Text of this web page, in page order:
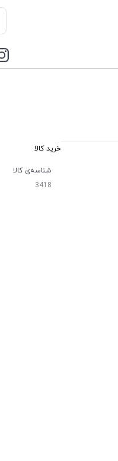
خرید کالا
شناسه‌ی کالا
3418